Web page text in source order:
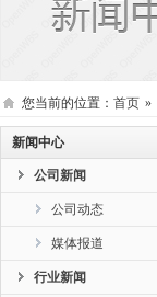
您当前的位置： 首页 »
新闻中心
公司新闻
公司动态
媒体报道
行业新闻